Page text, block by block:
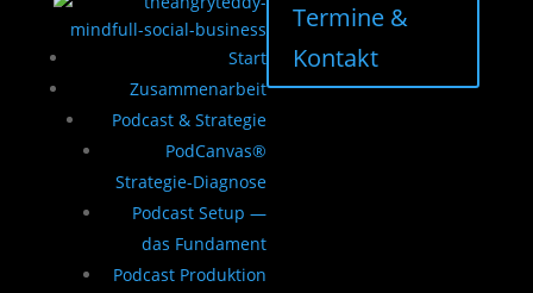
Start
Zusammenarbeit
Podcast & Strategie
PodCanvas®
Strategie-Diagnose
Podcast Setup —
das Fundament
Podcast Produktion
Termine &
Kontakt